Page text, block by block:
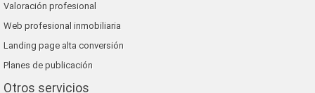
Valoración profesional
Web profesional inmobiliaria
Landing page alta conversión
Planes de publicación
Otros servicios